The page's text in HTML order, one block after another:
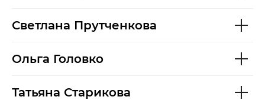
Светлана Прутченкова
Ольга Головко
Татьяна Старикова